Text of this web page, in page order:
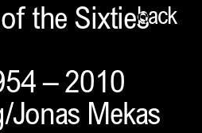
back
the Sixties
– 2010
Jonas Mekas